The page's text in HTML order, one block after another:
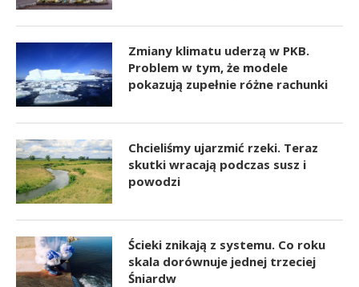
Zmiany klimatu uderzą w PKB.
Problem w tym, że modele
pokazują zupełnie różne rachunki
Chcieliśmy ujarzmić rzeki. Teraz
skutki wracają podczas susz i
powodzi
Ścieki znikają z systemu. Co roku
skala dorównuje jednej trzeciej
Śniardw